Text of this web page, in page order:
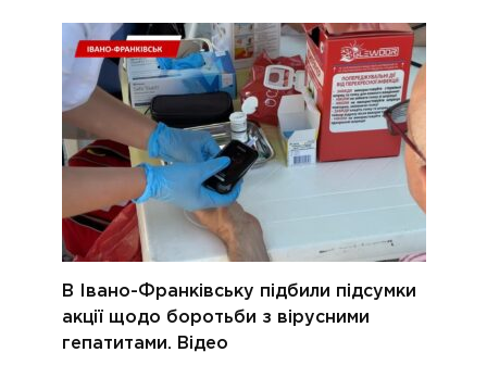
В Івано-Франківську підбили підсумки
акції щодо боротьби з вірусними
гепатитами. Відео